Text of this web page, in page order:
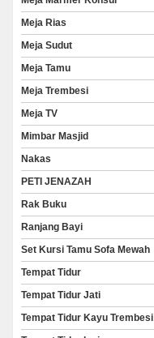
Meja Rias
Meja Sudut
Meja Tamu
Meja Trembesi
Meja TV
Mimbar Masjid
Nakas
PETI JENAZAH
Rak Buku
Ranjang Bayi
Set Kursi Tamu Sofa Mewah
Tempat Tidur
Tempat Tidur Jati
Tempat Tidur Kayu Trembesi